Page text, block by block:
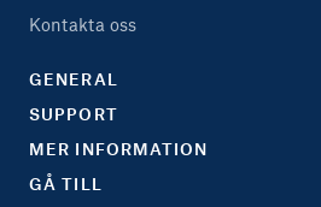
Kontakta oss
GENERAL
SUPPORT
MER INFORMATION
GÅ TILL